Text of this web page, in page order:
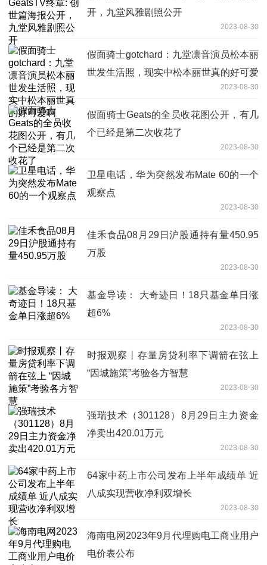
开，九堂风雅剧照公开
2023-08-30
假面骑士gotchard：九堂凛音演员松本丽
世发生活照，现实中松本丽世真的好可爱
2023-08-30
假面骑士Geats的全员收花图公开，有几
个已经是第二次收花了
2023-08-30
卫星电话，华为突然发布Mate 60的一个
观察点
2023-08-30
佳禾食品08月29日沪股通持有量450.95
万股
2023-08-30
基金导读： 大奇迹日！18只基金单日涨
超6%
2023-08-30
时报观察丨存量房贷利率下调箭在弦上
“因城施策”考验各方智慧
2023-08-30
强瑞技术（301128）8月29日主力资金
净卖出420.01万元
2023-08-30
64家中药上市公司发布上半年成绩单 近
八成实现营收净利双增长
2023-08-30
海南电网2023年9月代理购电工商业用户
电价表公布